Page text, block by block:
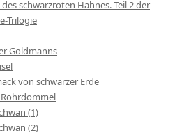
des schwarzroten Hahnes. Teil 2 der
Trilogie
Goldmanns
von schwarzer Erde
(1)
(2)